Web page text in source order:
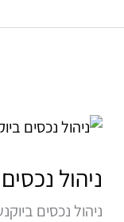
ניהול
ניהול נכסים
ניהול
ביוקנעם